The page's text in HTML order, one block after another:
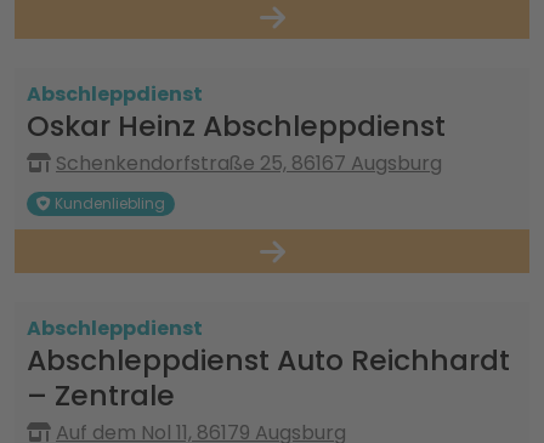
Abschleppdienst
Oskar Heinz Abschleppdienst
Schenkendorfstraße 25, 86167 Augsburg
Kundenliebling
Abschleppdienst
Abschleppdienst Auto Reichhardt
– Zentrale
Auf dem Nol 11, 86179 Augsburg